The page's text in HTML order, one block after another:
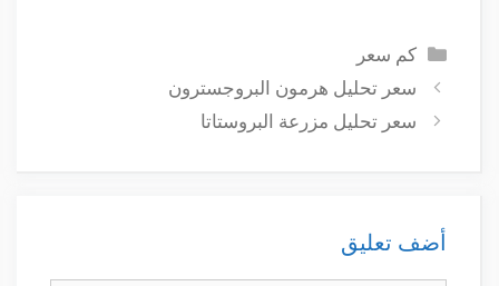
التصنيفات
كم سعر
سعر تحليل هرمون البروجسترون
سعر تحليل مزرعة البروستاتا
أضف تعليق